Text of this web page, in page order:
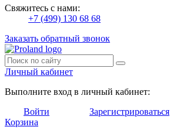
Свяжитесь с нами:
+7 (499) 130 68 68
Заказать обратный звонок
Личный кабинет
Выполните вход в личный кабинет:
Войти
Зарегистрироваться
Корзина